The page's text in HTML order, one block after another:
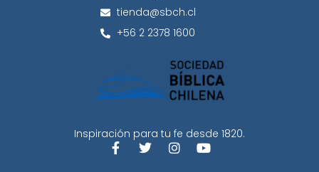
Inspiración para tu fe desde 1820.
tienda@sbch.cl
+56 2 2378 1600